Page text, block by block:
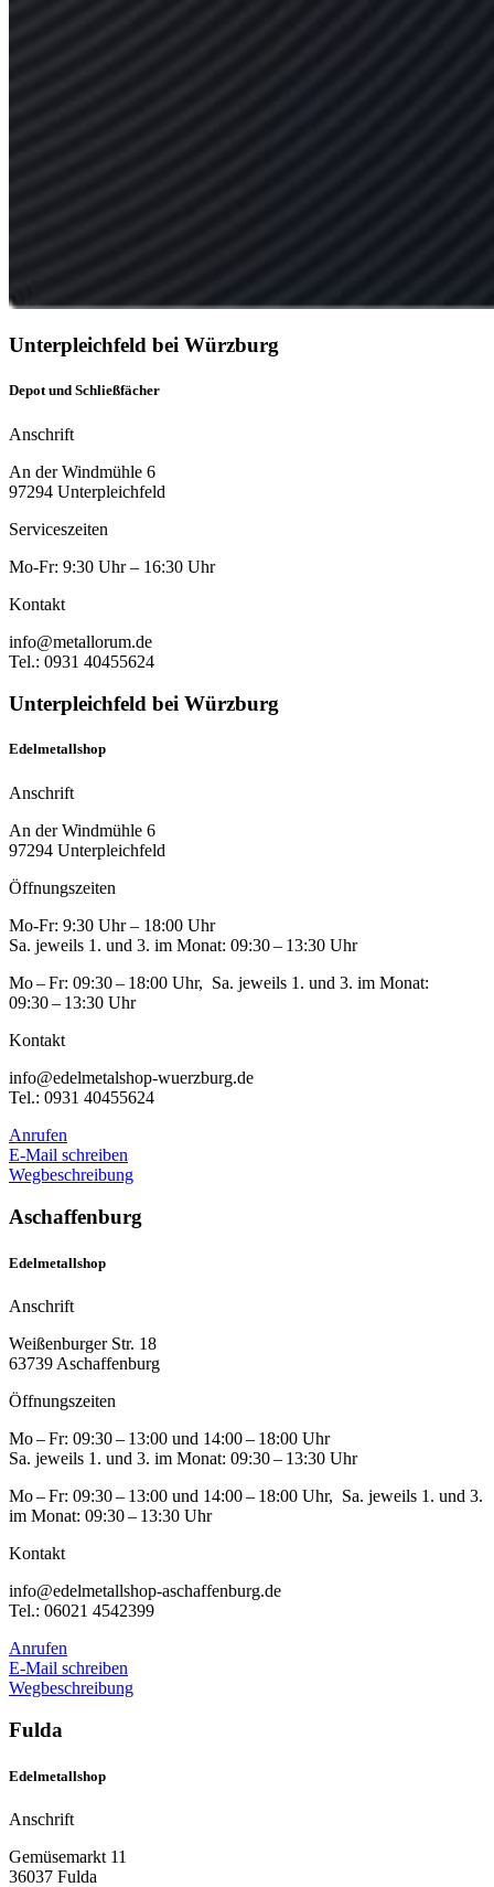
Unterpleichfeld bei Würzburg
Depot und Schließfächer
Anschrift
An der Windmühle 6
97294 Unterpleichfeld
Serviceszeiten
Mo-Fr: 9:30 Uhr – 16:30 Uhr
Kontakt
info@metallorum.de
Tel.: 0931 40455624
Unterpleichfeld bei Würzburg
Edelmetallshop
Anschrift
An der Windmühle 6
97294 Unterpleichfeld
Öffnungszeiten
Mo-Fr: 9:30 Uhr – 18:00 Uhr
Sa. jeweils 1. und 3. im Monat: 09:30 – 13:30 Uhr
Mo – Fr: 09:30 – 18:00 Uhr, Sa. jeweils 1. und 3. im Monat:
09:30 – 13:30 Uhr
Kontakt
info@edelmetalshop-wuerzburg.de
Tel.: 0931 40455624
Anrufen
E-Mail schreiben
Wegbeschreibung
Aschaffenburg
Edelmetallshop
Anschrift
Weißenburger Str. 18
63739 Aschaffenburg
Öffnungszeiten
Mo – Fr: 09:30 – 13:00 und 14:00 – 18:00 Uhr
Sa. jeweils 1. und 3. im Monat: 09:30 – 13:30 Uhr
Mo – Fr: 09:30 – 13:00 und 14:00 – 18:00 Uhr, Sa. jeweils 1. und 3.
im Monat: 09:30 – 13:30 Uhr
Kontakt
info@edelmetallshop-aschaffenburg.de
Tel.: 06021 4542399
Anrufen
E-Mail schreiben
Wegbeschreibung
Fulda
Edelmetallshop
Anschrift
Gemüsemarkt 11
36037 Fulda